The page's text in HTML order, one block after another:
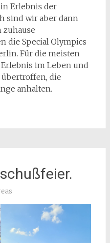
Erlebnis der
sind wir aber dann
zuhause
die Special Olympics
Für die meisten
im Leben und
die
anhalten.